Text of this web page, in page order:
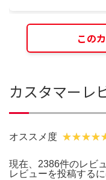
この
カスタマーレ
オススメ度
現在、2386件のレビ
レビューを投稿する